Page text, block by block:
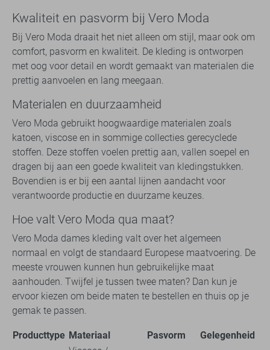
Kwaliteit en pasvorm bij Vero Moda
Bij Vero Moda draait het niet alleen om stijl, maar ook om
comfort, pasvorm en kwaliteit. De kleding is ontworpen
met oog voor detail en wordt gemaakt van materialen die
prettig aanvoelen en lang meegaan.
Materialen en duurzaamheid
Vero Moda gebruikt hoogwaardige materialen zoals
katoen, viscose en in sommige collecties gerecyclede
stoffen. Deze stoffen voelen prettig aan, vallen soepel en
dragen bij aan een goede kwaliteit van kledingstukken.
Bovendien is er bij een aantal lijnen aandacht voor
verantwoorde productie en duurzame keuzes.
Hoe valt Vero Moda qua maat?
Vero Moda dames kleding valt over het algemeen
normaal en volgt de standaard Europese maatvoering. De
meeste vrouwen kunnen hun gebruikelijke maat
aanhouden. Twijfel je tussen twee maten? Dan kun je
ervoor kiezen om beide maten te bestellen en thuis op je
gemak te passen.
Producttype Materiaal Pasvorm
Gelegenheid